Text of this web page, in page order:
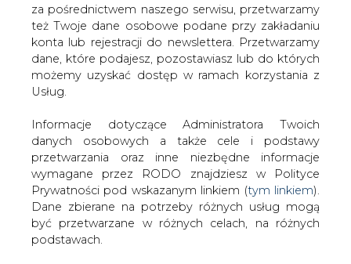
za pośrednictwem naszego serwisu, przetwarzamy
też Twoje dane osobowe podane przy zakładaniu
konta lub rejestracji do newslettera. Przetwarzamy
dane, które podajesz, pozostawiasz lub do których
możemy uzyskać dostęp w ramach korzystania z
Usług.
Informacje dotyczące Administratora Twoich
danych osobowych a także cele i podstawy
przetwarzania oraz inne niezbędne informacje
wymagane przez RODO znajdziesz w Polityce
Prywatności pod wskazanym linkiem (tym linkiem).
Dane zbierane na potrzeby różnych usług mogą
być przetwarzane w różnych celach, na różnych
podstawach.
Strona główna RYNEK PALIW
Roman Łój szefem
Katowickiego Holdingu Węglowego na kolejną
kadencję
drukuj
skomentuj
udostępnij
Roman Łój szefem Katowickiego